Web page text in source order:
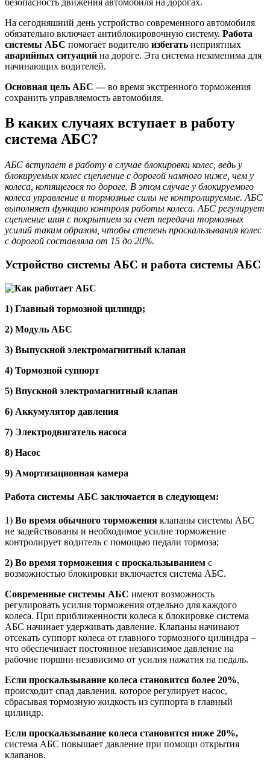
На сегодняшний день устройство современного автомобиля
обязательно включает антиблокировочную систему. Работа
системы АБС помогает водителю избегать неприятных
аварийных ситуаций на дороге. Эта система незаменима для
начинающих водителей.
Основная цель АБС —во время экстренного торможения
сохранить управляемость автомобиля.
В каких случаях вступает в работу
система АБС?
АБС вступает в работу в случае блокировки колес, ведь у
блокируемых колес сцепление с дорогой намного ниже, чем у
колеса, котящегося по дороге. В этом случае у блокируемого
колеса управление и тормозные силы не контролируемые. АБС
выполняет функцию контроля работы колеса. АБС регулирует
сцепление шин с покрытием за счет передачи тормозных
усилий таким образом, чтобы степень проскальзывания колес
с дорогой составляла от 15 до 20%.
Устройство системы АБС и работа системы АБС
1) Главный тормозной цилиндр;
2) Модуль АБС
3) Выпускной электромагнитный клапан
4) Тормозной суппорт
5) Впускной электромагнитный клапан
6) Аккумулятор давления
7) Электродвигатель насоса
8) Насос
9) Амортизационная камера
Работа системы АБС заключается в следующем:
1) Во время обычного торможения клапаны системы АБС
не задействованы и необходимое усилие торможение
контролирует водитель с помощью педали тормоза;
2) Во время торможения с проскальзыванием с
возможностью блокировки включается система АБС.
Современные системы АБС имеют возможность
регулировать усилия торможения отдельно для каждого
колеса. При приближенности колеса к блокировке система
АБС начинает удерживать давление. Клапаны начинают
отсекать суппорт колеса от главного тормозного цилиндра –
что обеспечивает постоянное независимое давление на
рабочие поршни независимо от усилия нажатия на педаль.
Если проскальзывание колеса становится более 20%,
происходит спад давления, которое регулирует насос,
сбрасывая тормозную жидкость из суппорта в главный
цилиндр.
Если проскальзывание колеса становится ниже 20%,
система АБС повышает давление при помощи открытия
клапанов.